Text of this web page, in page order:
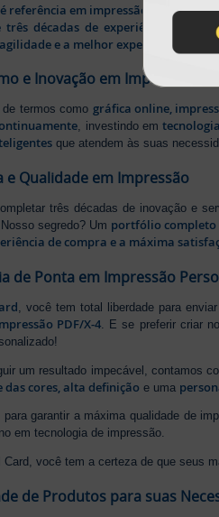
referência em impressão gráfica
três décadas de experiência ,
e a melhor experiência aos
e Inovação em Impressão
termos como gráfica online,
, investindo em
que atendem às suas
e Qualidade em Impressão
três décadas de inovação e
. Nosso segredo? Um portfólio completo
de compra e a máxima
de Ponta em Impressão
, você tem total liberdade para
PDF/X-4 . E se preferir criar no
um resultado impecável, contamos
das cores, alta definição e uma
garantir a máxima qualidade de
em tecnologia de impressão.
Card, você tem a certeza de que seus
de Produtos para suas